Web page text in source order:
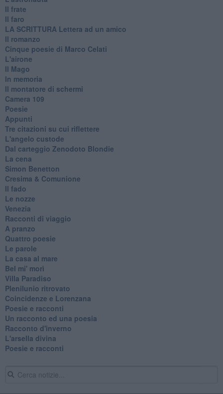
Il frate
Il faro
​LA SCRITTURA Lettera ad un amico
Il romanzo
Cinque poesie di Marco Celati
L'airone
Il Mago
In memoria
Il montatore di schermi
Camera 109
Poesie
Appunti
Tre citazioni su cui riflettere
L'angelo custode
Dal carteggio Zenodoto Blondie
La cena
Simon Benetton
Cresima & Comunione
Il fado
Le nozze
Venezia
Racconti di viaggio
A pranzo
Quattro poesie
Le parole
La casa al mare
Bel mi' morì
Villa Paradiso
Plenilunio ritrovato
Coincidenze e Lorenzana
Poesie e racconti
Un racconto ed una poesia
Racconto d'inverno
​L'arsella divina
Poesie e racconti